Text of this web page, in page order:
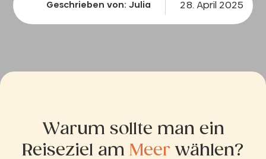
Geschrieben von: Julia 28. April 2025
Warum sollte man ein
Reiseziel am Meer wählen?